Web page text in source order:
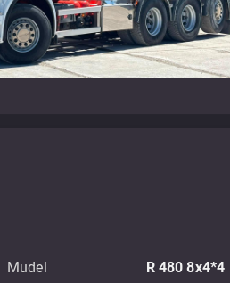
Mudel R 480 8x4*4